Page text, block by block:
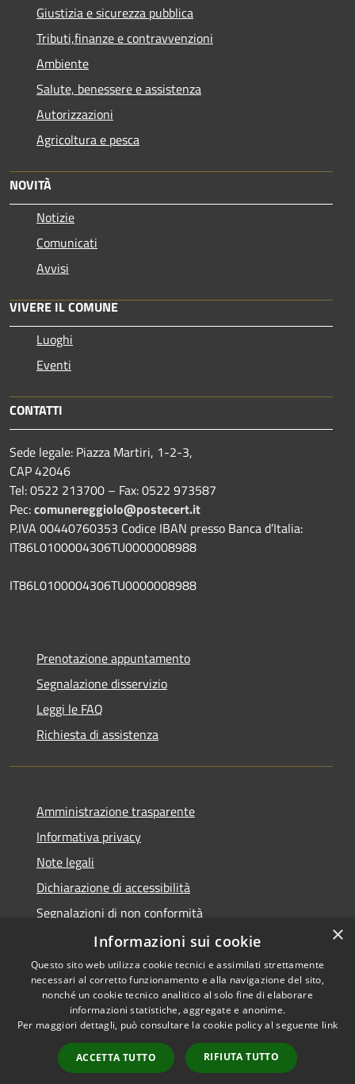
Giustizia e sicurezza pubblica
Tributi,finanze e contravvenzioni
Ambiente
Salute, benessere e assistenza
Autorizzazioni
Agricoltura e pesca
NOVITÀ
Notizie
Comunicati
Avvisi
VIVERE IL COMUNE
Luoghi
Eventi
CONTATTI
Sede legale: Piazza Martiri, 1-2-3,
CAP 42046
Tel: 0522 213700 – Fax: 0522 973587
Pec:comunereggiolo@postecert.it
P.IVA 00440760353 Codice IBAN presso Banca d’Italia:
IT86L0100004306TU0000008988
IT86L0100004306TU0000008988
Prenotazione appuntamento
Segnalazione disservizio
Leggi le FAQ
Richiesta di assistenza
Amministrazione trasparente
Informativa privacy
Note legali
Dichiarazione di accessibilità
Segnalazioni di non conformità
Accessibilità
Privacy
Mappa del sito
Copyright © 2026 • Comune di
Reggiolo • Powered by
Municipium•Accesso
redazione
×
Informazioni sui cookie
Questo sito web utilizza cookie tecnici e assimilati strettamente
necessari al corretto funzionamento e alla navigazione del sito,
nonché un cookie tecnico analitico al solo fine di elaborare
informazioni statistiche, aggregate e anonime.
Per maggiori dettagli, può consultare la cookie policy al seguente link
ACCETTA TUTTO RIFIUTA TUTTO